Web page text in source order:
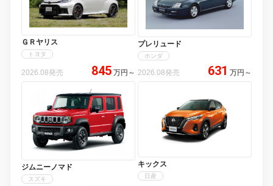
ＧＲヤリス
トヨタ
2026.08発売 845 万円 ～
プレリュード
ホンダ
2026.08発売 631 万円 ～
ジムニーノマド
スズキ
キックス
日産